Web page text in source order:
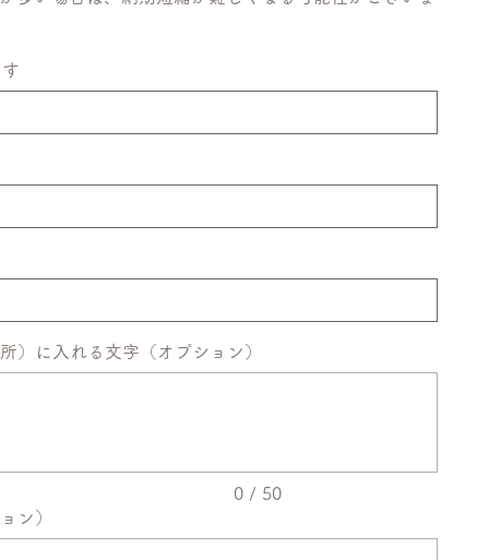
）に入れる文字（オプション）
0 / 50
ン）